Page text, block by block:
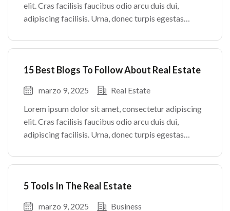
elit. Cras facilisis faucibus odio arcu duis dui,
adipiscing facilisis. Urna, donec turpis egestas
justo odio parturient mauris curabitur lorem in.
15 Best Blogs To Follow About Real Estate
marzo 9, 2025
Real Estate
Lorem ipsum dolor sit amet, consectetur adipiscing
elit. Cras facilisis faucibus odio arcu duis dui,
adipiscing facilisis. Urna, donec turpis egestas
justo odio parturient mauris curabitur lorem in.
5 Tools In The Real Estate
marzo 9, 2025 Business